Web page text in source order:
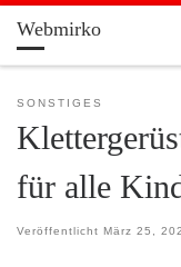
Zum Inhalt springen
Webmirko
SONSTIGES
für alle
Veröffentlicht März 25,